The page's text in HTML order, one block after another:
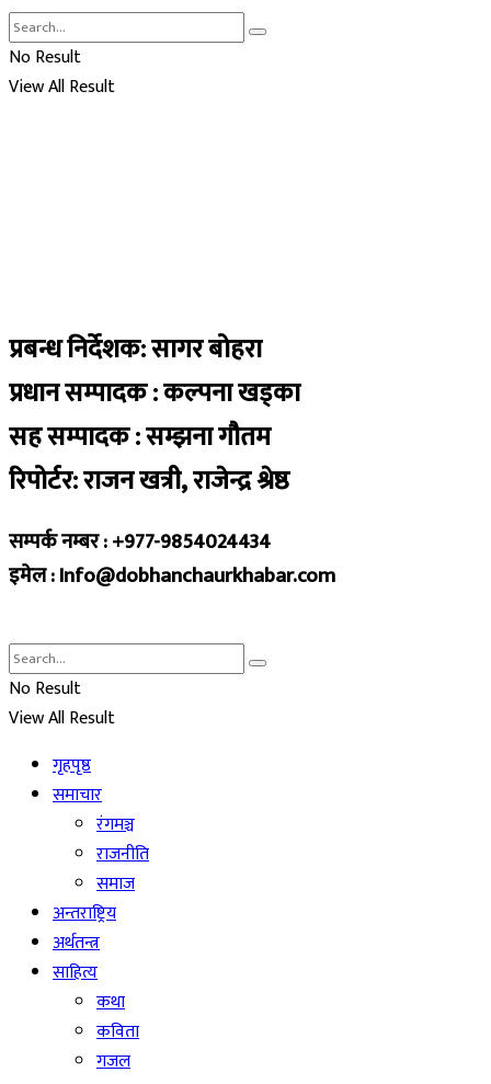
No Result
View All Result
प्रबन्ध निर्देशक: सागर बोहरा
प्रधान सम्पादक : कल्पना खड्का
सह सम्पादक : सम्झना गौतम
रिपोर्टर: राजन खत्री, राजेन्द्र श्रेष्ठ
सम्पर्क नम्बर : +977-9854024434
इमेल : Info@dobhanchaurkhabar.com
No Result
View All Result
गृहपृष्ठ
समाचार
रंगमञ्च
राजनीति
समाज
अन्तराष्ट्रिय
अर्थतन्त्र
साहित्य
कथा
कविता
गजल